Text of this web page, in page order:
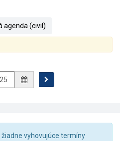
agenda (civil)
vyhovujúce termíny